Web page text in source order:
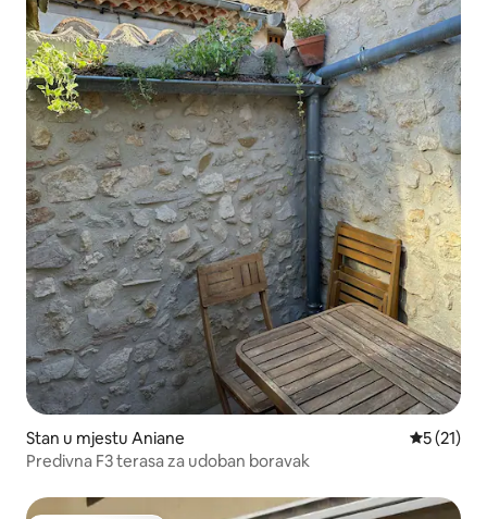
Stan u mjestu Aniane prosječna
5 (21)
Predivna F3 terasa za udoban boravak